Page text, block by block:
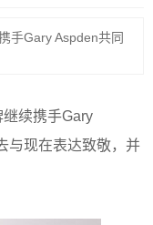
手Gary Aspden共同
续携手Gary
与现在表达致敬，并